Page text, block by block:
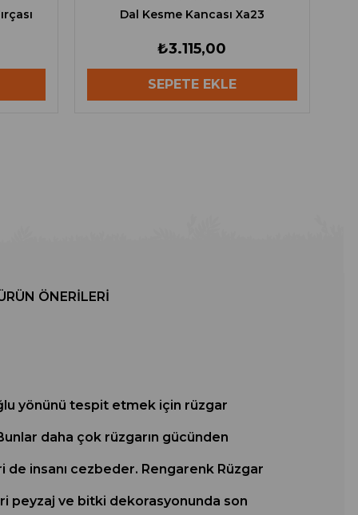
Dal Kesme Kancası Xa23
₺3.115,00
SEPETE EKLE
ÖNERILERI
yönünü tespit etmek için rüzgar
daha çok rüzgarın gücünden
insanı cezbeder. Rengarenk Rüzgar
peyzaj ve bitki dekorasyonunda son